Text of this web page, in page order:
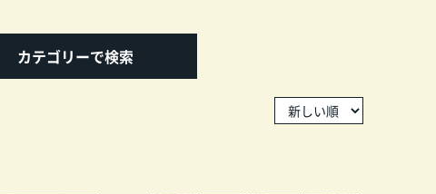
カテゴリーで検索